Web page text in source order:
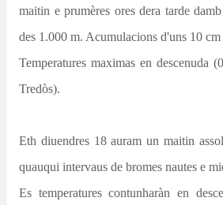
maitin e prumères ores dera tarde
des 1.000 m. Acumulacions d'uns 10
Temperatures maximas en descenuda
Tredòs).
Eth diuendres 18 auram un maitin
quauqui intervaus de bromes nautes e
Es temperatures contunharàn en